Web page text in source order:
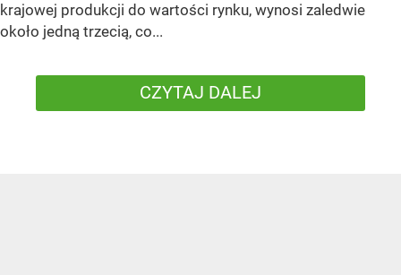
krajowej produkcji do wartości rynku, wynosi zaledwie
około jedną trzecią, co...
CZYTAJ DALEJ